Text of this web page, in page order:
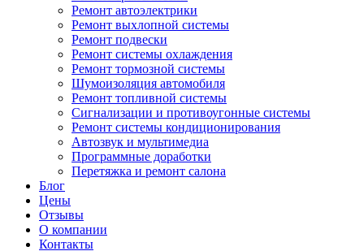
Ремонт автоэлектрики
Ремонт выхлопной системы
Ремонт подвески
Ремонт системы охлаждения
Ремонт тормозной системы
Шумоизоляция автомобиля
Ремонт топливной системы
Сигнализации и противоугонные системы
Ремонт системы кондиционирования
Автозвук и мультимедиа
Программные доработки
Перетяжка и ремонт салона
Блог
Цены
Отзывы
О компании
Контакты